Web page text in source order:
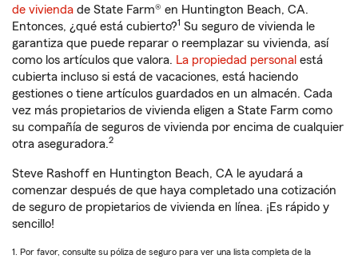
de vivienda de State Farm® en Huntington Beach, CA.
Entonces, ¿qué está cubierto?1 Su seguro de vivienda le
garantiza que puede reparar o reemplazar su vivienda, así
como los artículos que valora. La propiedad personal está
cubierta incluso si está de vacaciones, está haciendo
gestiones o tiene artículos guardados en un almacén. Cada
vez más propietarios de vivienda eligen a State Farm como
su compañía de seguros de vivienda por encima de cualquier
otra aseguradora.2
Steve Rashoff en Huntington Beach, CA le ayudará a
comenzar después de que haya completado una cotización
de seguro de propietarios de vivienda en línea. ¡Es rápido y
sencillo!
1. Por favor, consulte su póliza de seguro para ver una lista completa de la